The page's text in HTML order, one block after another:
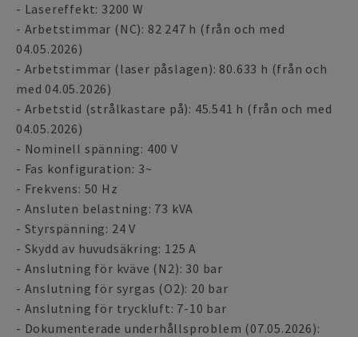
- Lasereffekt: 3200 W
- Arbetstimmar (NC): 82 247 h (från och med
04.05.2026)
- Arbetstimmar (laser påslagen): 80.633 h (från och
med 04.05.2026)
- Arbetstid (strålkastare på): 45.541 h (från och med
04.05.2026)
- Nominell spänning: 400 V
- Fas konfiguration: 3~
- Frekvens: 50 Hz
- Ansluten belastning: 73 kVA
- Styrspänning: 24 V
- Skydd av huvudsäkring: 125 A
- Anslutning för kväve (N2): 30 bar
- Anslutning för syrgas (O2): 20 bar
- Anslutning för tryckluft: 7-10 bar
- Dokumenterade underhållsproblem (07.05.2026):